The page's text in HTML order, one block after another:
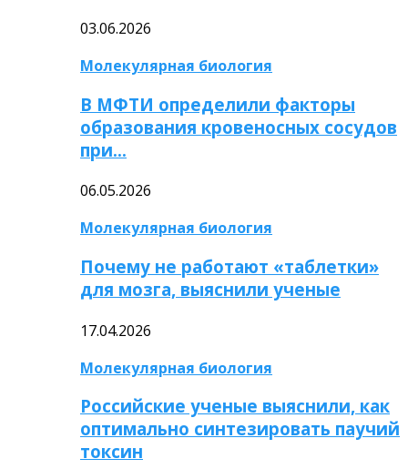
03.06.2026
Молекулярная биология
В МФТИ определили факторы
образования кровеносных сосудов
при…
06.05.2026
Молекулярная биология
Почему не работают «таблетки»
для мозга, выяснили ученые
17.04.2026
Молекулярная биология
Российские ученые выяснили, как
оптимально синтезировать паучий
токсин